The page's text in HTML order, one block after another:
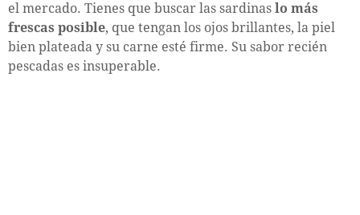
el mercado. Tienes que buscar las sardinas lo más
frescas posible, que tengan los ojos brillantes, la piel
bien plateada y su carne esté firme. Su sabor recién
pescadas es insuperable.